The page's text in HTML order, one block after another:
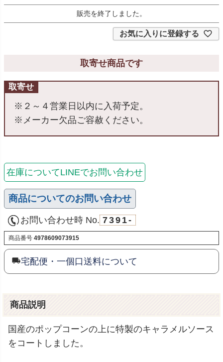
販売を終了しました。
お気に入りに登録する
取寄せ商品です
取寄せ
※２～４営業日以内に入荷予定。
※メーカー欠品ご容赦ください。
在庫についてLINEでお問い合わせ
商品についてのお問い合わせ
お問い合わせ時 No. 7391-
商品番号 4978609073915
宅配便・一個口送料について
商品説明
国産のポップコーンの上に特製のキャラメルソース
をコートしました。